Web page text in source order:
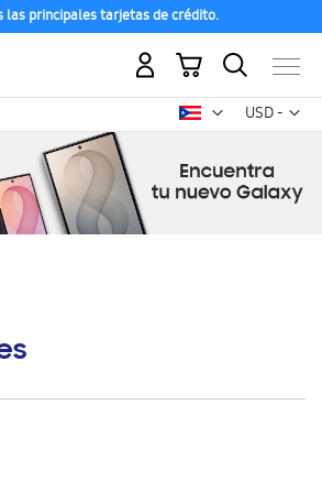
las principales tarjetas de crédito.
USD -
dólar
Mi carrito